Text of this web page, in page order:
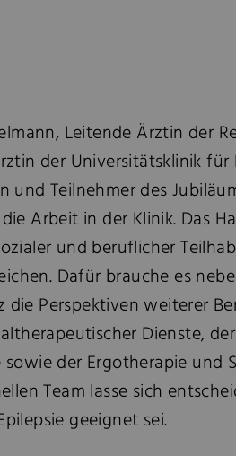
Leitende Ärztin der
der Universitätsklinik
und Teilnehmer des
Arbeit in der Klinik. Das
und beruflicher
Dafür brauche es
die Perspektiven weiterer
Dienste,
der Ergotherapie und
Team lasse sich
geeignet sei.